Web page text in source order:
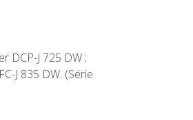
DCP-J 725 DW ;
J 835 DW. (Série